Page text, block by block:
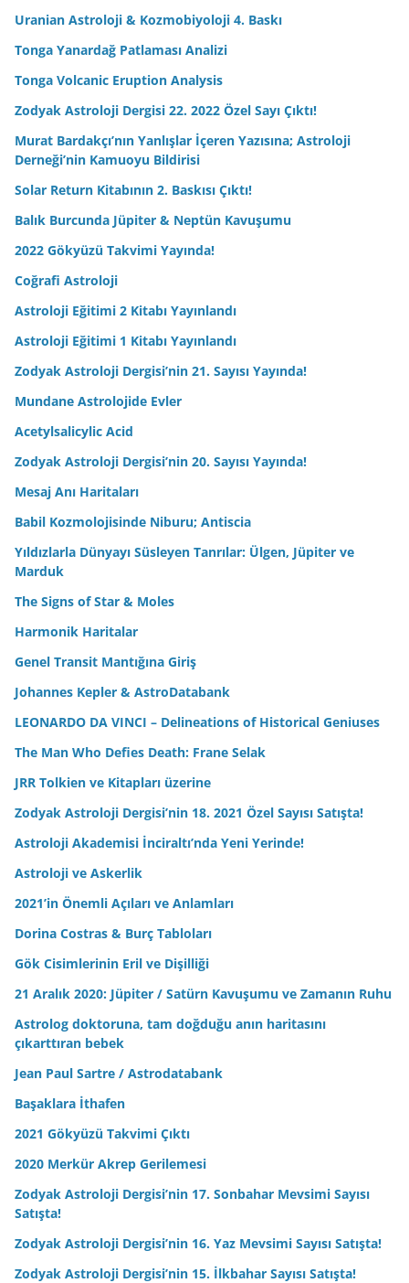
Uranian Astroloji & Kozmobiyoloji 4. Baskı
Tonga Yanardağ Patlaması Analizi
Tonga Volcanic Eruption Analysis
Zodyak Astroloji Dergisi 22. 2022 Özel Sayı Çıktı!
Murat Bardakçı’nın Yanlışlar İçeren Yazısına; Astroloji
Derneği’nin Kamuoyu Bildirisi
Solar Return Kitabının 2. Baskısı Çıktı!
Balık Burcunda Jüpiter & Neptün Kavuşumu
2022 Gökyüzü Takvimi Yayında!
Coğrafi Astroloji
Astroloji Eğitimi 2 Kitabı Yayınlandı
Astroloji Eğitimi 1 Kitabı Yayınlandı
Zodyak Astroloji Dergisi’nin 21. Sayısı Yayında!
Mundane Astrolojide Evler
Acetylsalicylic Acid
Zodyak Astroloji Dergisi’nin 20. Sayısı Yayında!
Mesaj Anı Haritaları
Babil Kozmolojisinde Niburu; Antiscia
Yıldızlarla Dünyayı Süsleyen Tanrılar: Ülgen, Jüpiter ve
Marduk
The Signs of Star & Moles
Harmonik Haritalar
Genel Transit Mantığına Giriş
Johannes Kepler & AstroDatabank
LEONARDO DA VINCI – Delineations of Historical Geniuses
The Man Who Defies Death: Frane Selak
JRR Tolkien ve Kitapları üzerine
Zodyak Astroloji Dergisi’nin 18. 2021 Özel Sayısı Satışta!
Astroloji Akademisi İnciraltı’nda Yeni Yerinde!
Astroloji ve Askerlik
2021’in Önemli Açıları ve Anlamları
Dorina Costras & Burç Tabloları
Gök Cisimlerinin Eril ve Dişilliği
21 Aralık 2020: Jüpiter / Satürn Kavuşumu ve Zamanın Ruhu
Astrolog doktoruna, tam doğduğu anın haritasını
çıkarttıran bebek
Jean Paul Sartre / Astrodatabank
Başaklara İthafen
2021 Gökyüzü Takvimi Çıktı
2020 Merkür Akrep Gerilemesi
Zodyak Astroloji Dergisi’nin 17. Sonbahar Mevsimi Sayısı
Satışta!
Zodyak Astroloji Dergisi’nin 16. Yaz Mevsimi Sayısı Satışta!
Zodyak Astroloji Dergisi’nin 15. İlkbahar Sayısı Satışta!